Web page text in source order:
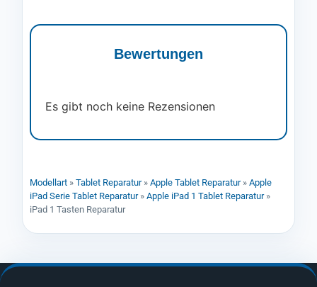
Bewertungen
Es gibt noch keine Rezensionen
Modellart » Tablet Reparatur» Apple Tablet Reparatur» Apple
iPad Serie Tablet Reparatur» Apple iPad 1 Tablet Reparatur»
iPad 1 Tasten Reparatur